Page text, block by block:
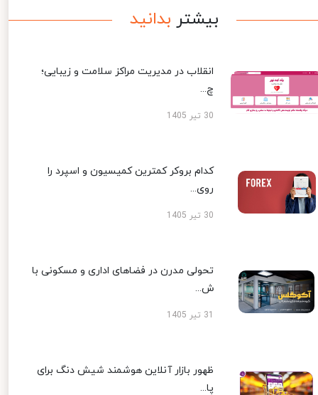
بیشتر بدانید
انقلاب در مدیریت مراکز سلامت و زیبایی؛
چ...
30 تیر 1405
کدام بروکر کمترین کمیسیون و اسپرد را
روی...
30 تیر 1405
تحولی مدرن در فضاهای اداری و مسکونی با
ش...
ظهور بازار آنلاین هوشمند شیش دنگ برای
پا...